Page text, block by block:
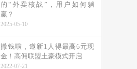
的“外卖核战”，用户如何躺
赢？
2025-05-10
撒钱啦，邀新1人得最高6元现
金！高佣联盟土豪模式开启
2022-07-21